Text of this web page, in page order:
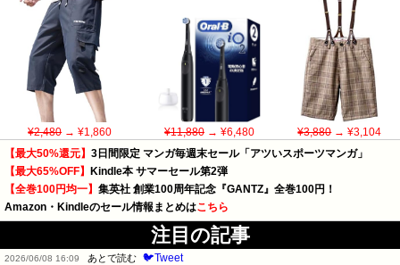
¥2,480→ ¥1,860 ¥11,880→ ¥6,480 ¥3,880→ ¥3,104
【最大50%還元】 3日間限定 マンガ毎週末セール「アツいスポーツマンガ」
【最大65%OFF】
Kindle本 サマーセール第2弾
【全巻100円均一】 集英社 創業100周年記念『GANTZ』全巻100円！
Amazon・Kindleのセール情報まとめはこちら
注目の記事
2026/06/08 16:09 あとで読む 🐦Tweet